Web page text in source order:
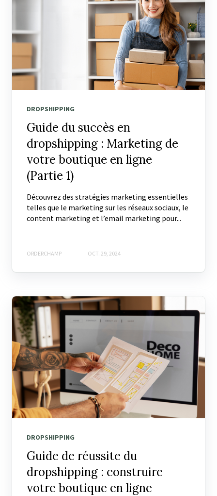
DROPSHIPPING
Guide du succès en
dropshipping : Marketing de
votre boutique en ligne
(Partie 1)
Découvrez des stratégies marketing essentielles
telles que le marketing sur les réseaux sociaux, le
content marketing et l’email marketing pour...
ORDERCHAMP OCT. 29, 2024
DROPSHIPPING
Guide de réussite du
dropshipping : construire
votre boutique en ligne